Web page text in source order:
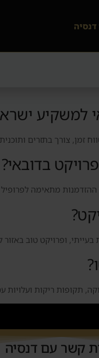
למשקיע
זמן, צורך בתזרים
בדובאי?
ההזדמנות מתאימה
ופרויקט טוב באזור
תקופות ריקות ועלויות
קשר עם דנסיה